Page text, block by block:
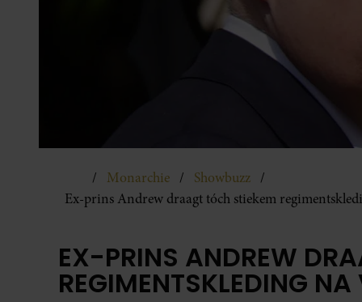
Monarchie
Showbuzz
Ex-prins Andrew draagt tóch stiekem
EX-PRINS ANDREW
REGIMENTSKLEDING NA